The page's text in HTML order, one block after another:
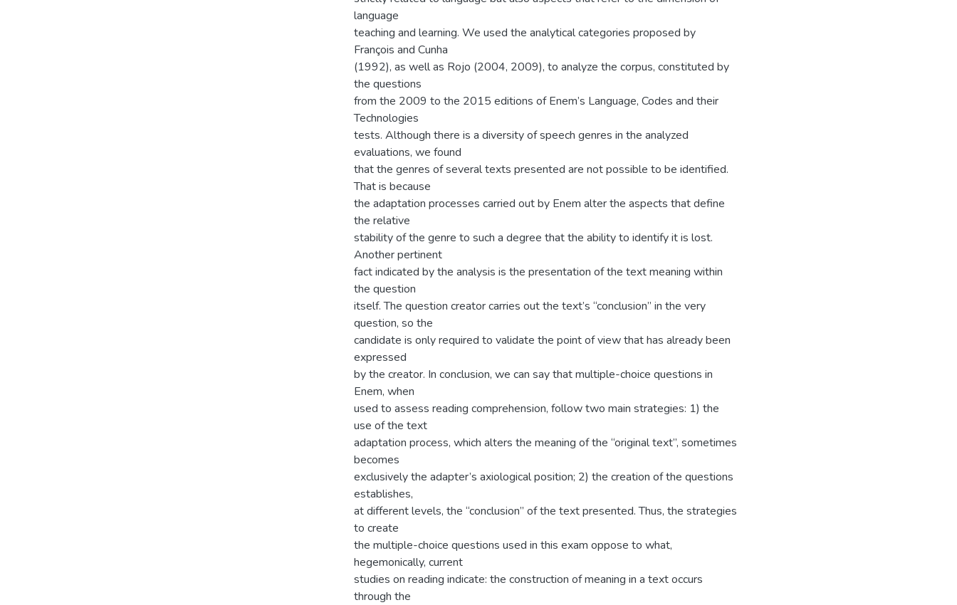
language
teaching and learning. We used the analytical categories proposed by
François and Cunha
(1992), as well as Rojo (2004, 2009), to analyze the corpus, constituted by
the questions
from the 2009 to the 2015 editions of Enem’s Language, Codes and their
Technologies
tests. Although there is a diversity of speech genres in the analyzed
evaluations, we found
that the genres of several texts presented are not possible to be identified.
That is because
the adaptation processes carried out by Enem alter the aspects that define
the relative
stability of the genre to such a degree that the ability to identify it is lost.
Another pertinent
fact indicated by the analysis is the presentation of the text meaning within
the question
itself. The question creator carries out the text’s “conclusion” in the very
question, so the
candidate is only required to validate the point of view that has already been
expressed
by the creator. In conclusion, we can say that multiple-choice questions in
Enem, when
used to assess reading comprehension, follow two main strategies: 1) the
use of the text
adaptation process, which alters the meaning of the “original text”, sometimes
becomes
exclusively the adapter’s axiological position; 2) the creation of the questions
establishes,
at different levels, the “conclusion” of the text presented. Thus, the strategies
to create
the multiple-choice questions used in this exam oppose to what,
hegemonically, current
studies on reading indicate: the construction of meaning in a text occurs
through the